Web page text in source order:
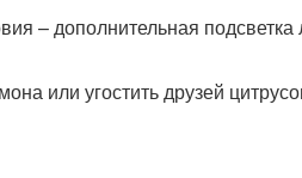
– дополнительная
или угостить друзей